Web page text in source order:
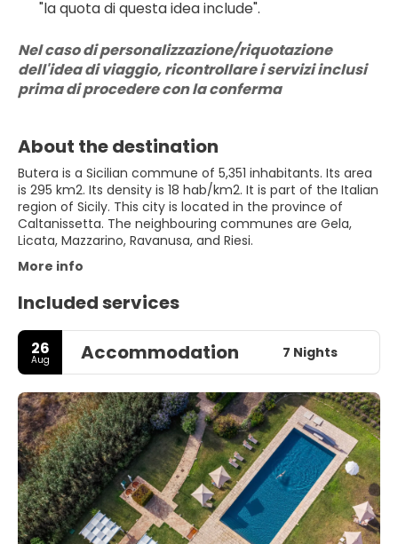
"la quota di questa idea include".
Nel caso di personalizzazione/riquotazione
dell'idea di viaggio, ricontrollare i servizi inclusi
prima di procedere con la conferma
About the destination
Butera is a Sicilian commune of 5,351 inhabitants. Its area
is 295 km2. Its density is 18 hab/km2. It is part of the Italian
region of Sicily. This city is located in the province of
Caltanissetta. The neighbouring communes are Gela,
Licata, Mazzarino, Ravanusa, and Riesi.
More info
Included services
26
Aug Accommodation 7 Nights